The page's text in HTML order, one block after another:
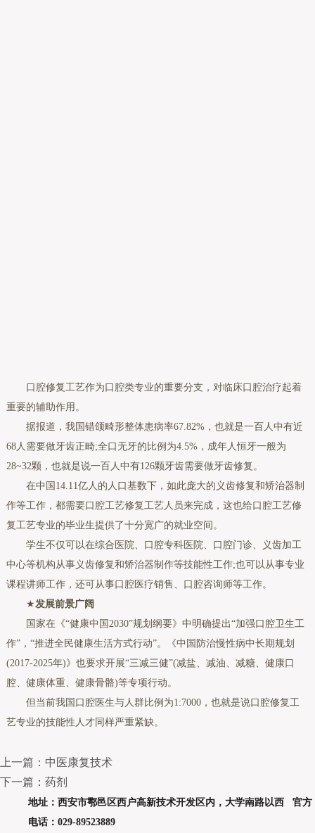
口腔修复工艺作为口腔类专业的重要分支，对临床口腔治疗起着
重要的辅助作用。
据报道，我国错颌畸形整体患病率67.82%，也就是一百人中有近
68人需要做牙齿正畸;全口无牙的比例为4.5%，成年人恒牙一般为
28~32颗，也就是说一百人中有126颗牙齿需要做牙齿修复。
在中国14.11亿人的人口基数下，如此庞大的义齿修复和矫治器制
作等工作，都需要口腔工艺修复工艺人员来完成，这也给口腔工艺修
复工艺专业的毕业生提供了十分宽广的就业空间。
学生不仅可以在综合医院、口腔专科医院、口腔门诊、义齿加工
中心等机构从事义齿修复和矫治器制作等技能性工作;也可以从事专业
课程讲师工作，还可从事口腔医疗销售、口腔咨询师等工作。
★发展前景广阔
国家在《“健康中国2030”规划纲要》中明确提出“加强口腔卫生工
作”，“推进全民健康生活方式行动”。《中国防治慢性病中长期规划
(2017-2025年)》也要求开展“三减三健”(减盐、减油、减糖、健康口
腔、健康体重、健康骨骼)等专项行动。
但当前我国口腔医生与人群比例为1:7000，也就是说口腔修复工
艺专业的技能性人才同样严重紧缺。
上一篇：中医康复技术
下一篇：药剂
地址：西安市鄠邑区西户高新技术开发区内，大学南路以西 官方
电话：029-89523889